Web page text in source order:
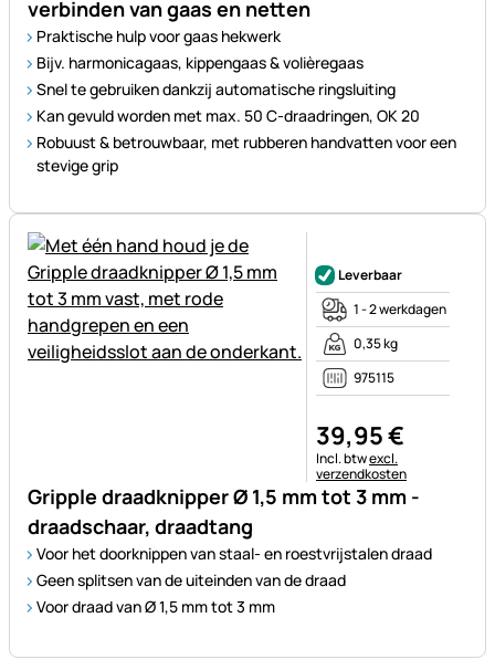
verbinden van gaas en netten
Praktische hulp voor gaas hekwerk
Bijv. harmonicagaas, kippengaas & volièregaas
Snel te gebruiken dankzij automatische ringsluiting
Kan gevuld worden met max. 50 C-draadringen, OK 20
Robuust & betrouwbaar, met rubberen handvatten voor een
stevige grip
Gripple draadknipper Ø 1,5 mm tot 3 mm -
draadschaar, draadtang
Voor het doorknippen van staal- en roestvrijstalen draad
Geen splitsen van de uiteinden van de draad
Voor draad van Ø 1,5 mm tot 3 mm
Leverbaar
1 - 2 werkdagen
0,35 kg
975115
39,95€
Belastinginformatie:
Incl. btwexcl.
verzendkosten